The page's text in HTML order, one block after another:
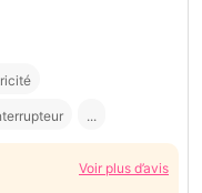
...
Voir plus d’avis